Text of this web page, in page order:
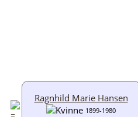
Ragnhild Marie Hansen
1899-1980